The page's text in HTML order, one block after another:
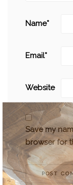
Name*
Email*
Website
Save my
browser for